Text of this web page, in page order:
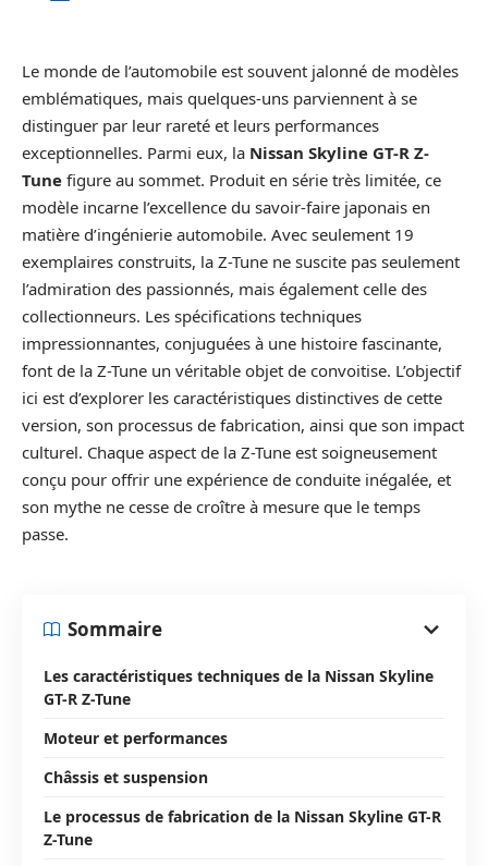
Le monde de l’automobile est souvent jalonné de modèles
emblématiques, mais quelques-uns parviennent à se
distinguer par leur rareté et leurs performances
exceptionnelles. Parmi eux, la Nissan Skyline GT-R Z-
Tune figure au sommet. Produit en série très limitée, ce
modèle incarne l’excellence du savoir-faire japonais en
matière d’ingénierie automobile. Avec seulement 19
exemplaires construits, la Z-Tune ne suscite pas seulement
l’admiration des passionnés, mais également celle des
collectionneurs. Les spécifications techniques
impressionnantes, conjuguées à une histoire fascinante,
font de la Z-Tune un véritable objet de convoitise. L’objectif
ici est d’explorer les caractéristiques distinctives de cette
version, son processus de fabrication, ainsi que son impact
culturel. Chaque aspect de la Z-Tune est soigneusement
conçu pour offrir une expérience de conduite inégalée, et
son mythe ne cesse de croître à mesure que le temps
passe.
Sommaire
Les caractéristiques techniques de la Nissan Skyline
GT-R Z-Tune
Moteur et performances
Châssis et suspension
Le processus de fabrication de la Nissan Skyline GT-R
Z-Tune